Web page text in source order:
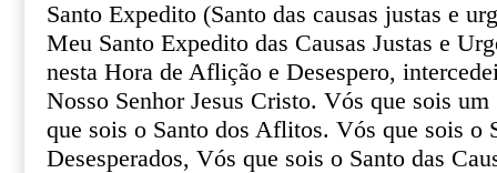
Santo Expedito (Santo das causas justas e
Meu Santo Expedito das Causas Justas e
nesta Hora de Aflição e Desespero,
Nosso Senhor Jesus Cristo. Vós que sois
que sois o Santo dos Aflitos. Vós que sois o
Desesperados, Vós que sois o Santo das